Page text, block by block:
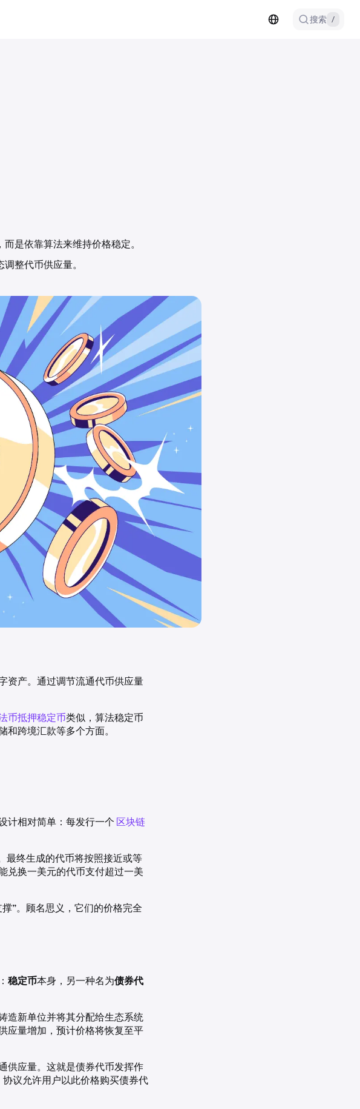
搜索 /
是依靠算法来维持价格稳定。
整代币供应量。
资产。通过调节流通代币供应量
币抵押稳定币类似，算法稳定币
跨境汇款等多个方面。
计相对简单：每发行一个 区块链
最终生成的代币将按照接近或等
兑换一美元的代币支付超过一美
”。顾名思义，它们的价格完全
稳定币本身，另一种名为债券代
造新单位并将其分配给生态系统
应量增加，预计价格将恢复至平
供应量。这就是债券代币发挥作
议允许用户以此价格购买债券代